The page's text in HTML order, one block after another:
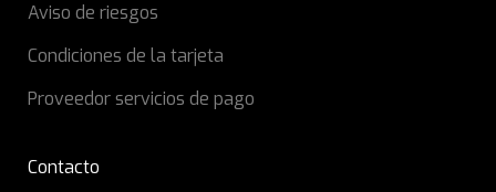
Aviso de riesgos
Condiciones de la tarjeta
Proveedor servicios de pago
Contacto